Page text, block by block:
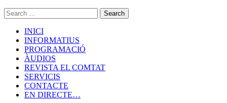
INICI
INFORMATIUS
PROGRAMACIÓ
ÀUDIOS
REVISTA EL COMTAT
SERVICIS
CONTACTE
EN DIRECTE…